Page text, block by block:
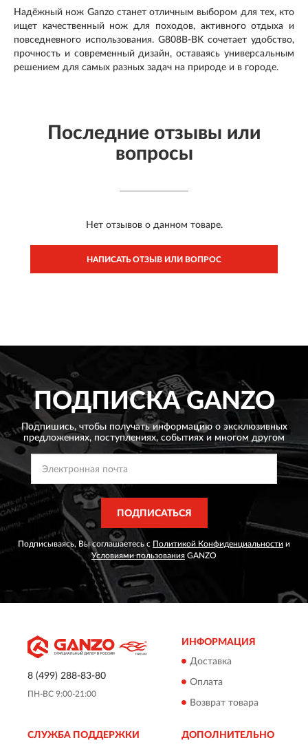
Надёжный нож Ganzo станет отличным выбором для тех, кто
ищет качественный нож для походов, активного отдыха и
повседневного использования. G808B-BK сочетает удобство,
прочность и современный дизайн, оставаясь универсальным
решением для самых разных задач на природе и в городе.
Последние отзывы или
вопросы
Нет отзывов о данном товаре.
НАПИСАТЬ ОТЗЫВ ИЛИ ВОПРОС
ПОДПИСКАGANZO
Подпишись, чтобы получать информацию о эксклюзивных
предложениях, поступлениях, событиях и многом другом
ПОДПИСАТЬСЯ
Подписываясь, Вы соглашаетесь с Политикой Конфиденциальности и
Условиями пользования GANZO
8 (499) 288-83-80
ПН-ВС 9:00-21:00
ИНФОРМАЦИЯ
Доставка
Оплата
Возврат товара
СЛУЖБА ПОДДЕРЖКИ ДОПОЛНИТЕЛЬНО